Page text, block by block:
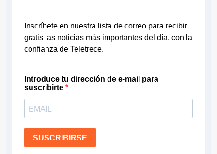
Inscríbete en nuestra lista de correo para recibir
gratis las noticias más importantes del día, con la
confianza de Teletrece.
Introduce tu dirección de e-mail para
suscribirte
SUSCRIBIRSE